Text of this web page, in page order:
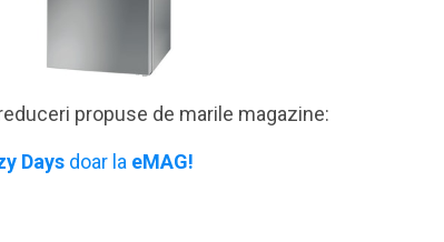
propuse de marile magazine:
Days doar la eMAG!